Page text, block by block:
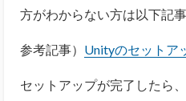
方がわからない方は以下記
参考記事） Unityのセットア
セットアップが完了したら